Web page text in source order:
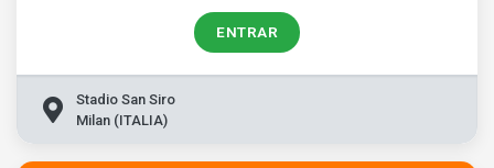
ENTRAR
Stadio San Siro
Milan (ITALIA)